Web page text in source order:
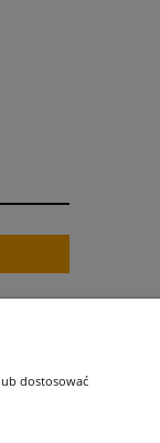
dostosować